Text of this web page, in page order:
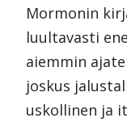
Mormonin
luultavasti
aiemmin
joskus
uskollinen ja